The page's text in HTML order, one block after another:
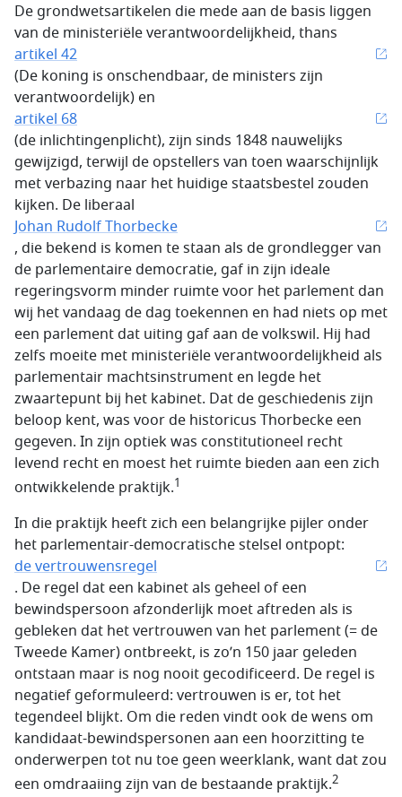
De grondwetsartikelen die mede aan de basis liggen
van de ministeriële verantwoordelijkheid, thans
artikel 42
(De koning is onschendbaar, de ministers zijn
verantwoordelijk) en
artikel 68
(de inlichtingenplicht), zijn sinds 1848 nauwelijks
gewijzigd, terwijl de opstellers van toen waarschijnlijk
met verbazing naar het huidige staatsbestel zouden
kijken. De liberaal
Johan Rudolf Thorbecke
, die bekend is komen te staan als de grondlegger van
de parlementaire democratie, gaf in zijn ideale
regeringsvorm minder ruimte voor het parlement dan
wij het vandaag de dag toekennen en had niets op met
een parlement dat uiting gaf aan de volkswil. Hij had
zelfs moeite met ministeriële verantwoordelijkheid als
parlementair machtsinstrument en legde het
zwaartepunt bij het kabinet. Dat de geschiedenis zijn
beloop kent, was voor de historicus Thorbecke een
gegeven. In zijn optiek was constitutioneel recht
levend recht en moest het ruimte bieden aan een zich
ontwikkelende praktijk.1
In die praktijk heeft zich een belangrijke pijler onder
het parlementair-democratische stelsel ontpopt:
de vertrouwensregel
. De regel dat een kabinet als geheel of een
bewindspersoon afzonderlijk moet aftreden als is
gebleken dat het vertrouwen van het parlement (= de
Tweede Kamer) ontbreekt, is zo’n 150 jaar geleden
ontstaan maar is nog nooit gecodificeerd. De regel is
negatief geformuleerd: vertrouwen is er, tot het
tegendeel blijkt. Om die reden vindt ook de wens om
kandidaat-bewindspersonen aan een hoorzitting te
onderwerpen tot nu toe geen weerklank, want dat zou
een omdraaiing zijn van de bestaande praktijk.2